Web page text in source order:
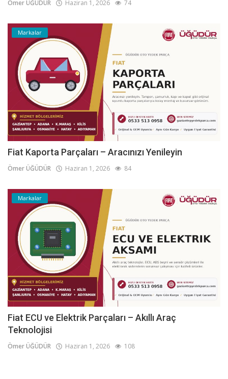
Ömer ÜĞÜDÜR Haziran 1, 2026 74
Markalar
Fiat Kaporta Parçaları – Aracınızı Yenileyin
Ömer ÜĞÜDÜR Haziran 1, 2026 84
Markalar
Fiat ECU ve Elektrik Parçaları – Akıllı Araç
Teknolojisi
Ömer ÜĞÜDÜR Haziran 1, 2026 108